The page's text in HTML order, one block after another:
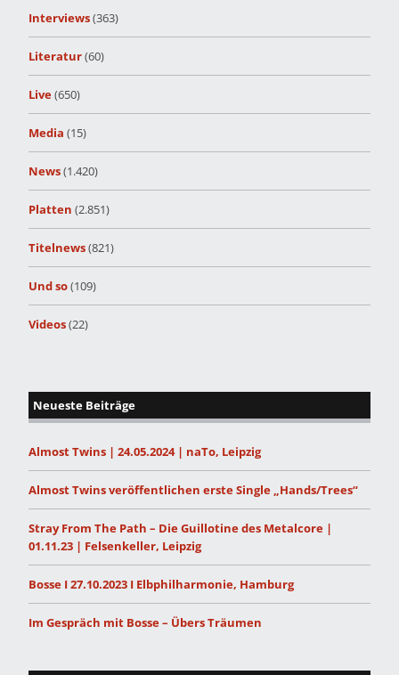
Interviews(363)
Literatur(60)
Live(650)
Media (15)
News(1.420)
Platten (2.851)
Titelnews(821)
Und so(109)
Videos(22)
Neueste Beiträge
Almost Twins | 24.05.2024 | naTo, Leipzig
Almost Twins veröffentlichen erste Single „Hands/Trees“
Stray From The Path – Die Guillotine des Metalcore |
01.11.23 | Felsenkeller, Leipzig
Bosse I 27.10.2023 I Elbphilharmonie, Hamburg
Im Gespräch mit Bosse – Übers Träumen